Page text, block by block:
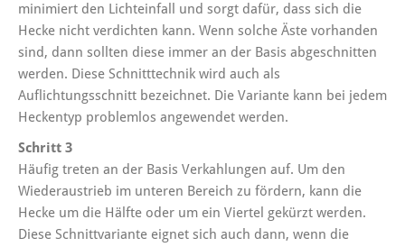
minimiert den Lichteinfall und sorgt dafür, dass sich die
Hecke nicht verdichten kann. Wenn solche Äste vorhanden
sind, dann sollten diese immer an der Basis abgeschnitten
werden. Diese Schnitttechnik wird auch als
Auflichtungsschnitt bezeichnet. Die Variante kann bei jedem
Heckentyp problemlos angewendet werden.
Schritt 3
Häufig treten an der Basis Verkahlungen auf. Um den
Wiederaustrieb im unteren Bereich zu fördern, kann die
Hecke um die Hälfte oder um ein Viertel gekürzt werden.
Diese Schnittvariante eignet sich auch dann, wenn die